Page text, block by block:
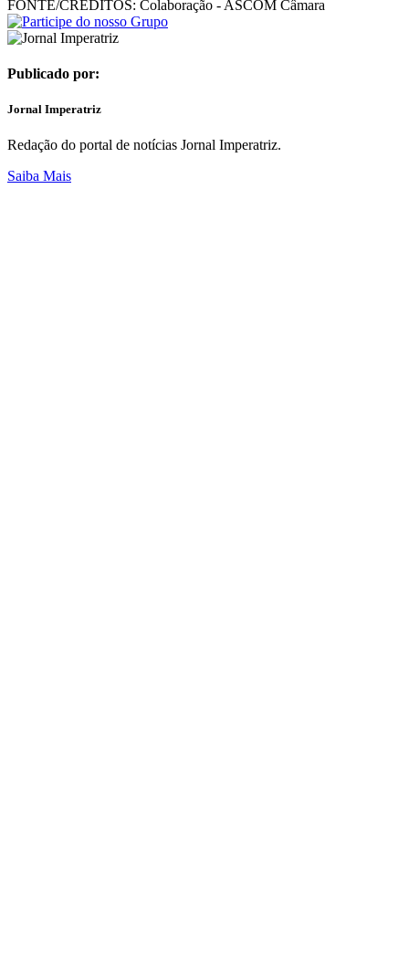
FONTE/CRÉDITOS: Colaboração - ASCOM Câmara
Publicado por:
Jornal Imperatriz
Redação do portal de notícias Jornal Imperatriz.
Saiba Mais